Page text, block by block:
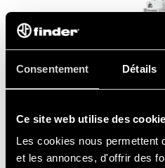
Consentement Détails
Ce site web utilise des
Les cookies nous permettent
et les annonces, d'offrir des
Relais temporisés